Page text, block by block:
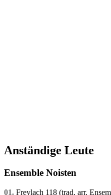
Anständige Leute
Ensemble Noisten
01. Freylach 118 (trad. arr.